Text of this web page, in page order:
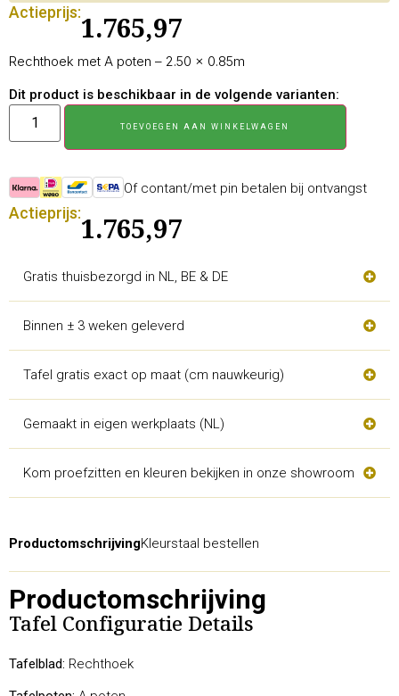
Actieprijs:
1.765,97
Rechthoek met A poten – 2.50 × 0.85m
Dit product is beschikbaar in de volgende varianten:
TOEVOEGEN AAN WINKELWAGEN
Of contant/met pin betalen bij ontvangst
Actieprijs:
1.765,97
Gratis thuisbezorgd in NL, BE & DE
Binnen ± 3 weken geleverd
Tafel gratis exact op maat (cm nauwkeurig)
Gemaakt in eigen werkplaats (NL)
Kom proefzitten en kleuren bekijken in onze showroom
ProductomschrijvingKleurstaal bestellen
Productomschrijving
Tafel Configuratie Details
Tafelblad: Rechthoek